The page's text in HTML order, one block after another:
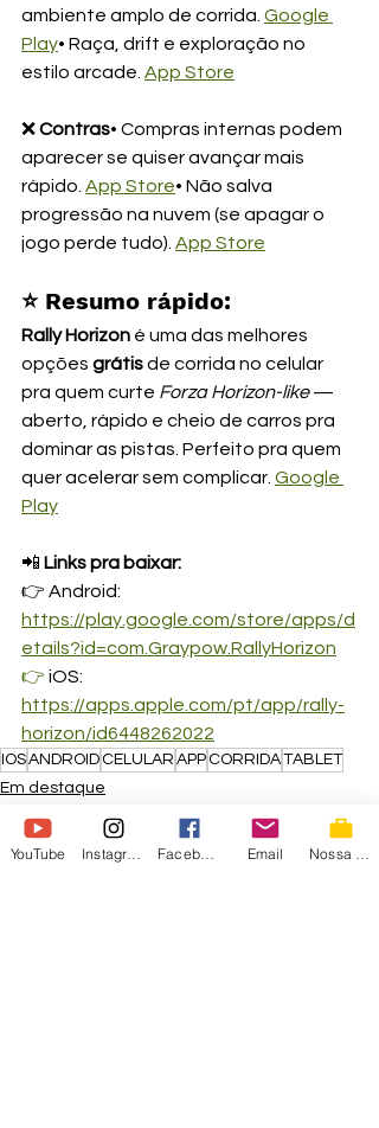
ambiente amplo de corrida. Google
Play• Raça, drift e exploração no
estilo arcade. App Store
❌ Contras• Compras internas podem
aparecer se quiser avançar mais
rápido. App Store• Não salva
progressão na nuvem (se apagar o
jogo perde tudo). App Store
⭐ Resumo rápido:
Rally Horizon é uma das melhores
opções grátis de corrida no celular
pra quem curte Forza Horizon-like —
aberto, rápido e cheio de carros pra
dominar as pistas. Perfeito pra quem
quer acelerar sem complicar. Google
Play
📲 Links pra baixar:
👉 Android:
https://play.google.com/store/apps/d
etails?id=com.Graypow.RallyHorizon
👉 iOS:
https://apps.apple.com/pt/app/rally-
horizon/id6448262022
IOSANDROID CELULAR APP CORRIDATABLET
Em destaque
Games
News
YouTube Email